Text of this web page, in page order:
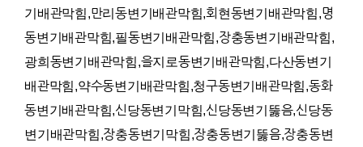
기배관막힘,만리동변기배관막힘,회현동변기배관막힘,명
동변기배관막힘,필동변기배관막힘,장충동변기배관막힘,
광희동변기배관막힘,을지로동변기배관막힘,다산동변기
배관막힘,약수동변기배관막힘,청구동변기배관막힘,동화
동변기배관막힘,신당동변기막힘,신당동변기뚫음,신당동
변기배관막힘,장충동변기막힘,장충동변기뚫음,장충동변